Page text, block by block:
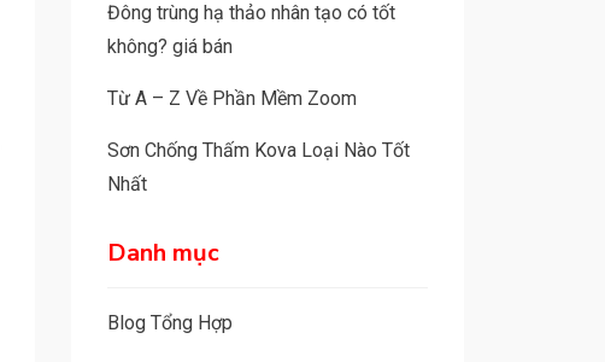
Đông trùng hạ thảo nhân tạo có tốt
không? giá bán
Từ A – Z Về Phần Mềm Zoom
Sơn Chống Thấm Kova Loại Nào Tốt
Nhất
Danh mục
Blog Tổng Hợp